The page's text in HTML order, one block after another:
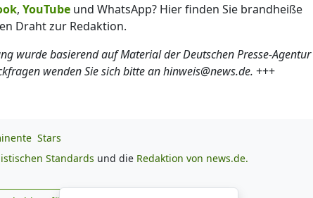
, YouTube und WhatsApp? Hier finden Sie brandheiße
Draht zur Redaktion.
wurde basierend auf Material der Deutschen Presse-Agentur
wenden Sie sich bitte an hinweis@news.de. +++
Stars
Standards und die Redaktion von news.de.